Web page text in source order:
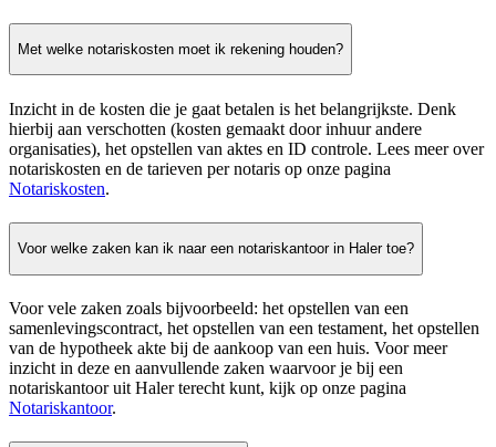
Met welke notariskosten moet ik rekening houden?
Inzicht in de kosten die je gaat betalen is het belangrijkste. Denk
hierbij aan verschotten (kosten gemaakt door inhuur andere
organisaties), het opstellen van aktes en ID controle. Lees meer over
notariskosten en de tarieven per notaris op onze pagina
Notariskosten.
Voor welke zaken kan ik naar een notariskantoor in Haler toe?
Voor vele zaken zoals bijvoorbeeld: het opstellen van een
samenlevingscontract, het opstellen van een testament, het opstellen
van de hypotheek akte bij de aankoop van een huis. Voor meer
inzicht in deze en aanvullende zaken waarvoor je bij een
notariskantoor uit Haler terecht kunt, kijk op onze pagina
Notariskantoor.